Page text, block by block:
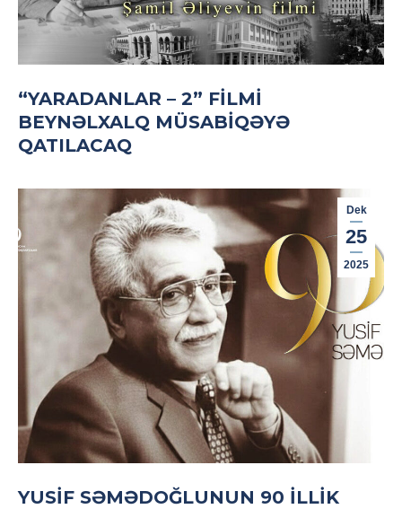
“YARADANLAR – 2” FILMI
BEYNƏLXALQ MÜSABIQƏYƏ
QATILACAQ
Dek
25
2025
YUSIF SƏMƏDOĞLUNUN 90 ILLIK